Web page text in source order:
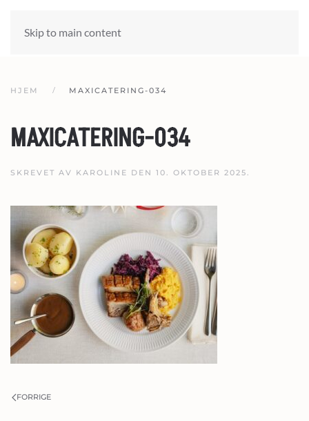
Skip to main content
HJEM MAXICATERING-034
MAXICATERING-034
SKREVET AV KAROLINE DEN 10. OKTOBER 2025.
FORRIGE